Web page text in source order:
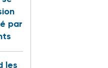
par
les